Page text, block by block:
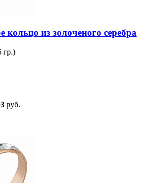
кольцо из золоченого серебра
гр.)
руб.